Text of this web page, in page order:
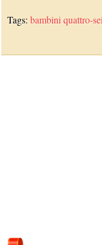
Tags:bambini quattro-